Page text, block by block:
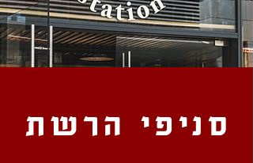
סניפי הרשת